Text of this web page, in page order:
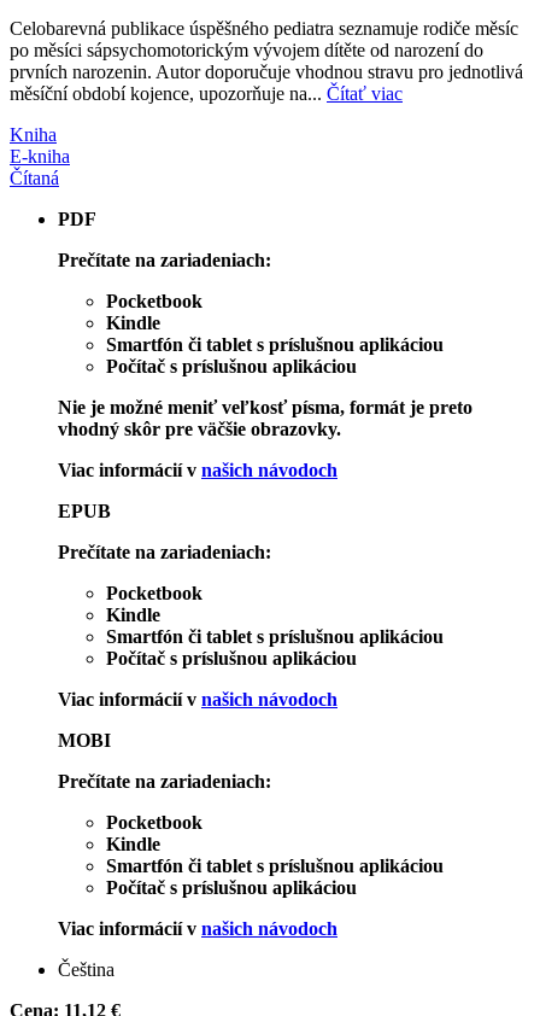
Celobarevná publikace úspěšného pediatra seznamuje rodiče měsíc
po měsíci sápsychomotorickým vývojem dítěte od narození do
prvních narozenin. Autor doporučuje vhodnou stravu pro jednotlivá
měsíční období kojence, upozorňuje na... Čítať viac
Kniha
E-kniha
Čítaná
PDF
Prečítate na zariadeniach:
Pocketbook
Kindle
Smartfón či tablet s príslušnou aplikáciou
Počítač s príslušnou aplikáciou
Nie je možné meniť veľkosť písma, formát je preto
vhodný skôr pre väčšie obrazovky.
Viac informácií v našich návodoch
EPUB
Prečítate na zariadeniach:
Pocketbook
Kindle
Smartfón či tablet s príslušnou aplikáciou
Počítač s príslušnou aplikáciou
Viac informácií v našich návodoch
MOBI
Prečítate na zariadeniach:
Pocketbook
Kindle
Smartfón či tablet s príslušnou aplikáciou
Počítač s príslušnou aplikáciou
Viac informácií v našich návodoch
Čeština
Cena: 11,12 €